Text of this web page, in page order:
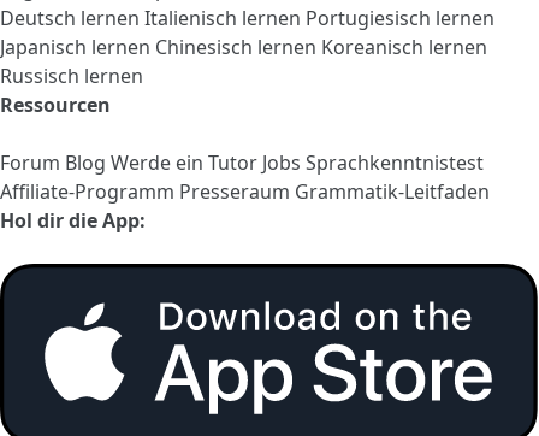
Deutsch lernen Italienisch lernen Portugiesisch lernen
Japanisch lernen Chinesisch lernen Koreanisch lernen
Russisch lernen
Ressourcen
Forum Blog Werde ein Tutor Jobs Sprachkenntnistest
Affiliate-Programm Presseraum Grammatik-Leitfaden
Hol dir die App: